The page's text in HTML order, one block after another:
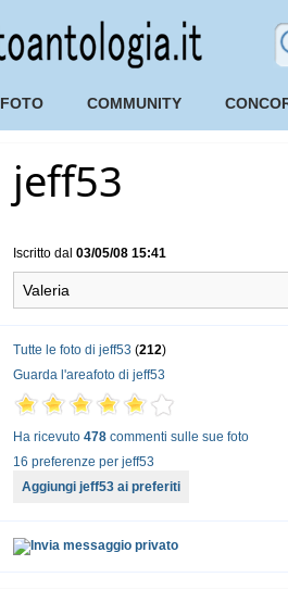
FOTO COMMUNITY
jeff53
Iscritto dal 03/05/08 15:41
Valeria
Tutte le foto di jeff53 (212)
Guarda l'areafoto di jeff53
Ha ricevuto 478 commenti sulle sue foto
16 preferenze per jeff53
Aggiungi jeff53 ai preferiti